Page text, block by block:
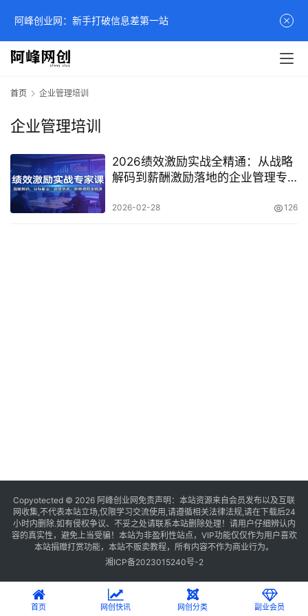
首页 企业管理培训
企业管理培训
2026绩效激励实战全精通：从战略
解码到薪酬激励落地的企业管理专
2026-02-28 126
Copyotected © 2026 阿峰创业网 免责声明：本站资源来自会员发布以及互联
网收集,不代表本站立场,仅限学习交流使用,请遵循相关法律法规,请在下载后24
小时内删除.如有侵权争议、不妥之处请联系本站删除处理！请用户仔细辨认内
容的真实性，避免上当受骗！本站为非盈利性站点，VIP功能仅仅作为用户喜欢
本站捐赠打赏功能，本站不贩卖教程，所有内容不作为商业行为。
湘ICP备2023015240号-2
首页 网创快讯 网创分类 副业会员
阿峰创业网：新手打破信息差第一站